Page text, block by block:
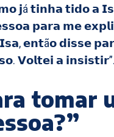
𝗷á 𝘁𝗶𝗻𝗵𝗮 𝘁𝗶𝗱𝗼
𝗽𝗮𝗿𝗮 𝗺𝗲
𝗲𝗻𝘁ã𝗼 𝗱𝗶𝘀𝘀𝗲
𝗮 𝗶𝗻𝘀𝗶𝘀𝘁𝗶𝗿”.
tomar